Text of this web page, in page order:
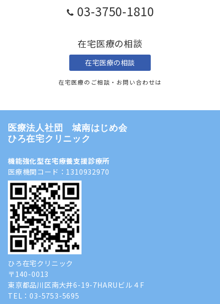
03-3750-1810
在宅医療の相談
在宅医療の相談
在宅医療のご相談・お問い合わせは
医療法人社団 城南はじめ会
ひろ在宅クリニック
機能強化型在宅療養支援診療所
医療機関コード：1310932970
ひろ在宅クリニック
〒140-0013
東京都品川区南大井6-19-7HARUビル４F
TEL：03-5753-5695